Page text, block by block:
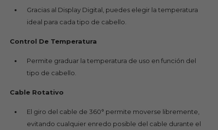
Gracias al Display Digital, puedes elegir la temperatura
ideal para cada tipo de cabello.
Control De Temperatura
Permite graduar la temperatura de uso en función del
tipo de cabello.
Cable Rotativo
El giro del cable de 360° permite moverse libremente,
evitando cualquier enredo posible del cable durante el